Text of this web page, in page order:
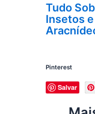
Tudo
Insetos e
Pinterest
Salvar